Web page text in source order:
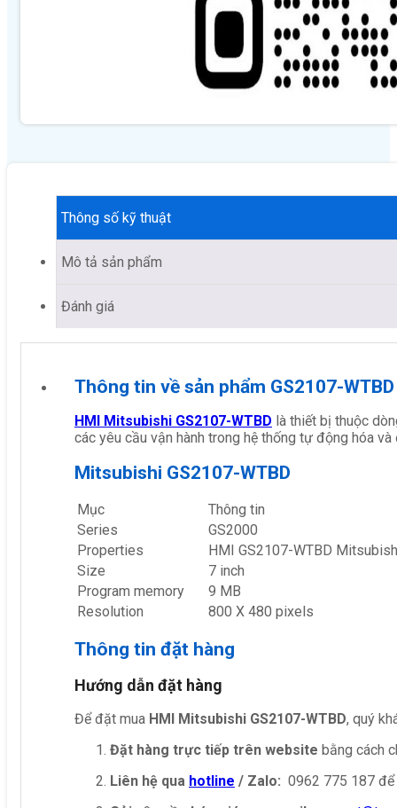
Thông số kỹ thuật
Mô tả sản phẩm
Đánh giá
Thông tin về sản phẩm GS2107-WTBD
HMI Mitsubishi GS2107-WTBD là thiết bị thuộc
các yêu cầu vận hành trong hệ thống tự động hóa và
Mitsubishi GS2107-WTBD
Mục
Thông tin
Series
GS2000
Properties
HMI GS2107-WTBD
Size
7 inch
Program memory
9 MB
Resolution
800 X 480 pixels
Thông tin đặt hàng
Hướng dẫn đặt hàng
Để đặt mua HMI Mitsubishi GS2107-WTBD, quý
Đặt hàng trực tiếp trên website bằng cách
Liên hệ qua hotline / Zalo: 0962 775 187